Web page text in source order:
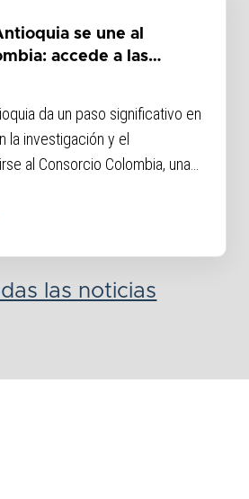
se une al
accede a las
da un paso significativo en
la investigación y el
al Consorcio Colombia, una
brinda acceso inclusivo...
las noticias